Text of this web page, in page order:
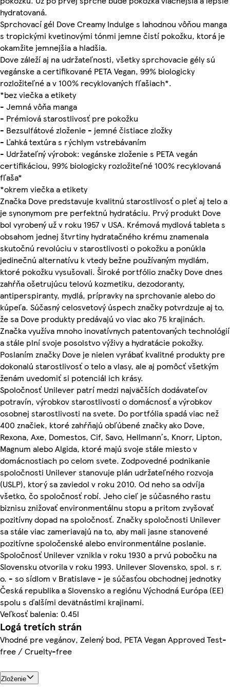
hydratovaná.
Sprchovací gél Dove Creamy Indulge s lahodnou vôňou manga
s tropickými kvetinovými tónmi jemne čistí pokožku, ktorá je
okamžite jemnejšia a hladšia.
Dove záleží aj na udržateľnosti, všetky sprchovacie gély sú
vegánske a certifikované PETA Vegan, 99% biologicky
rozložiteľné a v 100% recyklovaných fľašiach*.
*bez viečka a etikety
- Jemná vôňa manga
- Prémiová starostlivosť pre pokožku
- Bezsulfátové zloženie - jemné čistiace zložky
- Ľahká textúra s rýchlym vstrebávaním
- Udržateľný výrobok: vegánske zloženie s PETA vegán
certifikáciou, 99% biologicky rozložiteľné 100% recyklovaná
fľaša*
*okrem viečka a etikety
Značka Dove predstavuje kvalitnú starostlivosť o pleť aj telo a
je synonymom pre perfektnú hydratáciu. Prvý produkt Dove
bol vyrobený už v roku 1957 v USA. Krémová mydlová tableta s
obsahom jednej štvrtiny hydratačného krému znamenala
skutočnú revolúciu v starostlivosti o pokožku a ponúkla
jedinečnú alternatívu k vtedy bežne používaným mydlám,
ktoré pokožku vysušovali. Široké portfólio značky Dove dnes
zahŕňa ošetrujúcu telovú kozmetiku, dezodoranty,
antiperspiranty, mydlá, prípravky na sprchovanie alebo do
kúpeľa. Súčasný celosvetový úspech značky potvrdzuje aj to,
že sa Dove produkty predávajú vo viac ako 75 krajinách.
Značka využíva mnoho inovatívnych patentovaných technológií
a stále plní svoje posolstvo výživy a hydratácie pokožky.
Poslaním značky Dove je nielen vyrábať kvalitné produkty pre
dokonalú starostlivosť o telo a vlasy, ale aj pomôcť všetkým
ženám uvedomiť si potenciál ich krásy.
Spoločnosť Unilever patrí medzi najväčších dodávateľov
potravín, výrobkov starostlivosti o domácnosť a výrobkov
osobnej starostlivosti na svete. Do portfólia spadá viac než
400 značiek, ktoré zahŕňajú obľúbené značky ako Dove,
Rexona, Axe, Domestos, Cif, Savo, Hellmann´s, Knorr, Lipton,
Magnum alebo Algida, ktoré majú svoje stále miesto v
domácnostiach po celom svete. Zodpovedné podnikanie
spoločnosti Unilever stanovuje plán udržateľného rozvoja
(USLP), ktorý sa zaviedol v roku 2010. Od neho sa odvíja
všetko, čo spoločnosť robí. Jeho cieľ je súčasného rastu
biznisu znižovať environmentálnu stopu a pritom zvyšovať
pozitívny dopad na spoločnosť. Značky spoločnosti Unilever
sa stále viac zameriavajú na to, aby mali jasne stanovené
pozitívne spoločenské alebo environmentálne poslanie.
Spoločnosť Unilever vznikla v roku 1930 a prvú pobočku na
Slovensku otvorila v roku 1993. Unilever Slovensko, spol. s r.
o. - so sídlom v Bratislave - je súčasťou obchodnej jednotky
Česká republika a Slovensko a regiónu Východná Európa (EE)
spolu s ďalšími devätnástimi krajinami.
Veľkosť balenia: 0.45l
Logá tretích strán
Vhodné pre vegánov, Zelený bod, PETA Vegan Approved Test-
free / Cruelty-free
Zloženie